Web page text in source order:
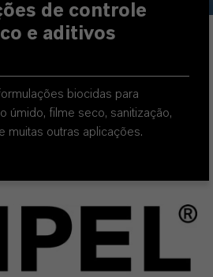
de controle
e aditivos
biocidas para
úmido, filme seco, sanitização,
muitas outras aplicações.